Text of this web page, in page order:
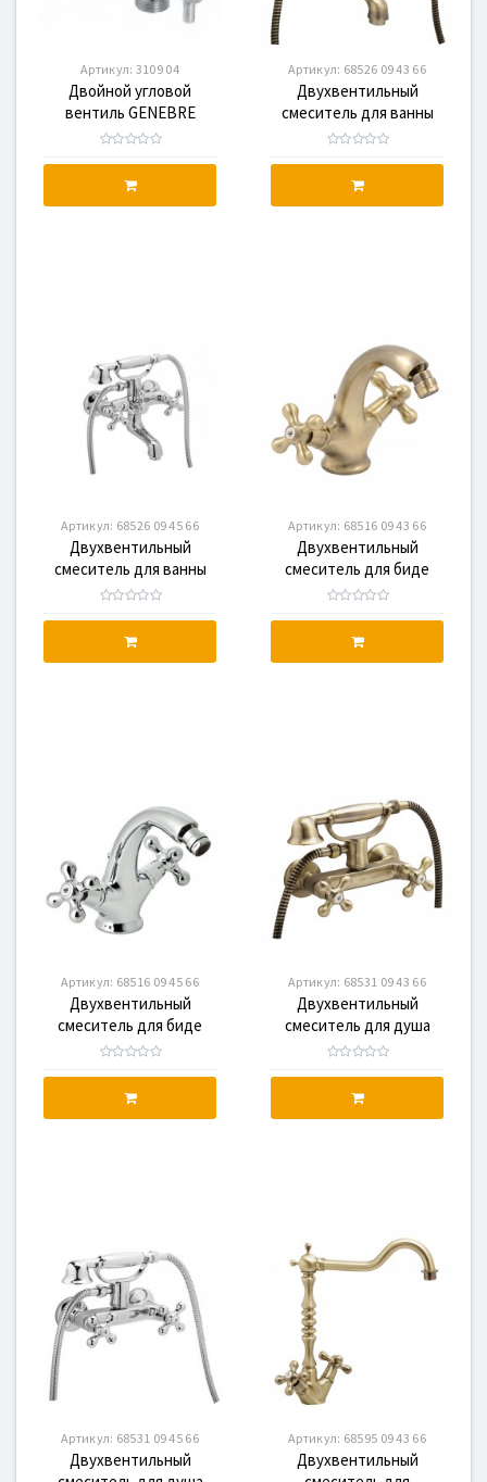
Артикул: 3109 04
Двойной угловой
вентиль GENEBRE
(310904)
Артикул: 68526 09 43 66
Двухвентильный
смеситель для ванны
GENEBRE NRC с
(68526 09 43 66)
Артикул: 68526 09 45 66
Двухвентильный
смеситель для ванны
GENEBRE NRC с
(68526 09 45 66)
Артикул: 68516 09 43 66
Двухвентильный
смеситель для биде
GENEBRE NRC (68516 09
Артикул: 68516 09 45 66
Двухвентильный
смеситель для биде
GENEBRE NRC (68516 09
Артикул: 68531 09 43 66
Двухвентильный
смеситель для душа
GENEBRE NRC c
(68531 09 43 66)
Артикул: 68531 09 45 66
Двухвентильный
Артикул: 68595 09 43 66
Двухвентильный